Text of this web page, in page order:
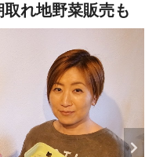
れ地野菜販売も